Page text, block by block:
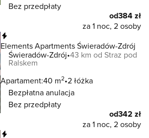
Bez przedpłaty
od384 zł
za 1 noc, 2 osoby
Elements Apartments Świeradów-Zdrój
Świeradów-Zdrój 43 km od Straz pod
Ralskem
Apartament:40 m2 2 łóżka
Bezpłatna anulacja
Bez przedpłaty
od342 zł
za 1 noc, 2 osoby